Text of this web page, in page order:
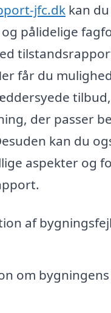
jfc.dk kan
pålidelige
får du
der passer
kan du
aspekter og
af
om